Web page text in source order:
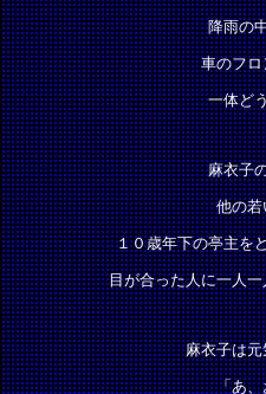
降雨の
車のフ
一体ど
麻衣子
他の若
１０歳年下の亭主を
目が合った人に一人
麻衣子は
「あ、